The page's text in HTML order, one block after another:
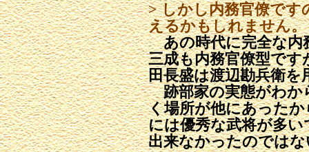
> しかし内務官僚です
えるかもしれません。
あの時代に完全な内
三成も内務官僚型で
田長盛は渡辺勘兵衛
跡部家の実態がわか
く場所が他にあった
には優秀な武将が多
出来なかったのでは